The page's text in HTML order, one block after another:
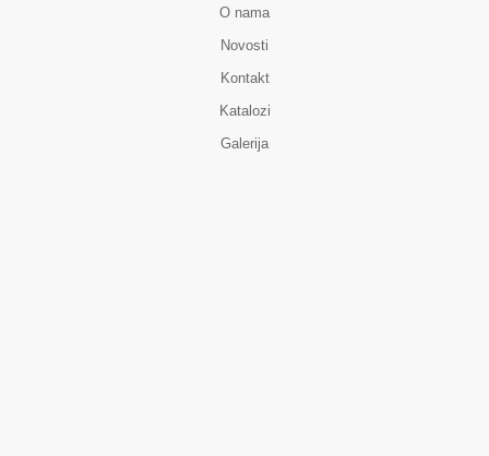
O nama
Novosti
Kontakt
Katalozi
Galerija